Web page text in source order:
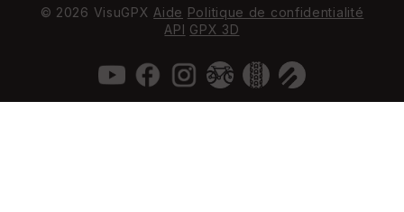
© 2026 VisuGPX Aide Politique de confidentialité
API GPX 3D